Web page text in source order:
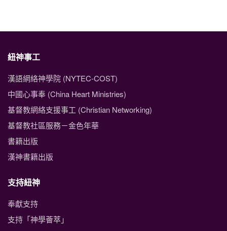
紐神事工
漢語網絡神學院 (NYTEC-COST)
中國心事奉 (China Heart Ministries)
基督教網絡支援事工 (Christian Networking)
基督教社區服務－金色年華
書籍出版
漢神書籍出版
支持紐神
奉獻支持
支持「神學薈萃」